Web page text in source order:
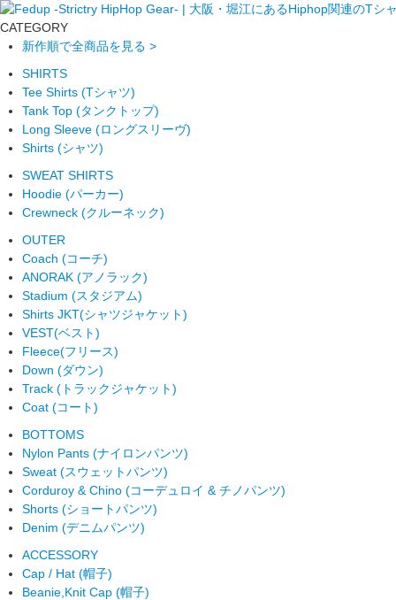
CATEGORY
新作順で全商品を見る >
SHIRTS
Tee Shirts (Tシャツ)
Tank Top (タンクトップ)
Long Sleeve (ロングスリーヴ)
Shirts (シャツ)
SWEAT SHIRTS
Hoodie (パーカー)
Crewneck (クルーネック)
OUTER
Coach (コーチ)
ANORAK (アノラック)
Stadium (スタジアム)
Shirts JKT(シャツジャケット)
VEST(ベスト)
Fleece(フリース)
Down (ダウン)
Track (トラックジャケット)
Coat (コート)
BOTTOMS
Nylon Pants (ナイロンパンツ)
Sweat (スウェットパンツ)
Corduroy & Chino (コーデュロイ & チノパンツ)
Shorts (ショートパンツ)
Denim (デニムパンツ)
ACCESSORY
Cap / Hat (帽子)
Beanie,Knit Cap (帽子)